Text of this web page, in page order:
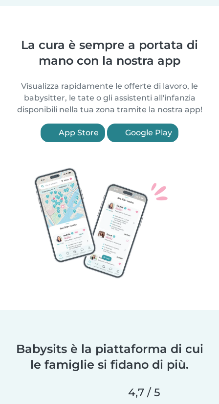
La cura è sempre a portata di
mano con la nostra app
Visualizza rapidamente le offerte di lavoro, le
babysitter, le tate o gli assistenti all'infanzia
disponibili nella tua zona tramite la nostra app!
App Store Google Play
Babysits è la piattaforma di cui
le famiglie si fidano di più.
4,7 / 5